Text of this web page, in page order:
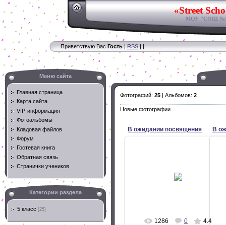
«Street
МОУ "СОШ
Приветствую Вас Гость|RSS||
Меню сайта
Главная страница
Карта сайта
VIP-информация
Фотоальбомы
Кладовая файлов
Форум
Гостевая книга
Обратная связь
Странички учеников
Категории раздела
5 класс [25]
Фотографий: 25 | Альбомов: 2
Новые фотографии
В ожидании посвящения
начала праздника «Посвящение в
пятиклассники».
1286 0 4.4
В